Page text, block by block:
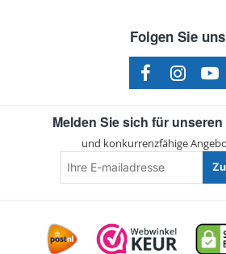
Folgen Sie uns
Melden Sie sich für
und konkurrenzfähige
E-
mailadresse